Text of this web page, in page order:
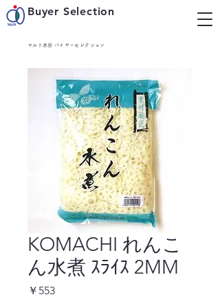
Buyer Selection
マルト水谷 バイヤーセレクション
KOMACHI れんこ
ん水煮 ｽﾗｲｽ 2MM
￥553価